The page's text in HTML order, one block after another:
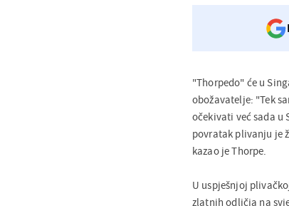
"Thorpedo" će u
obožavatelje: "Tek
očekivati već sada u
povratak plivanju je
kazao je Thorpe.
U uspješnjoj
zlatnih odličja na